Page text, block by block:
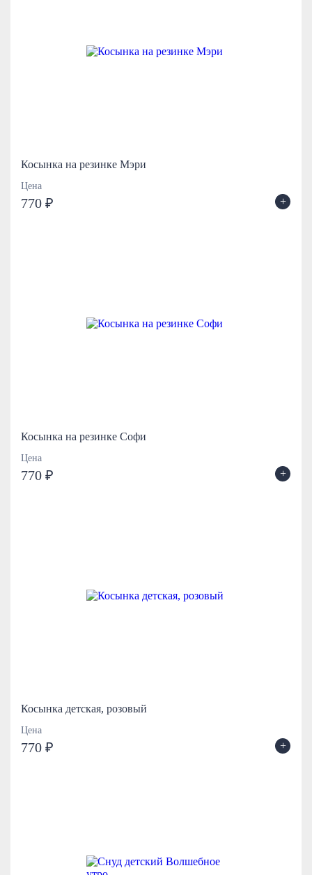
Косынка на резинке Мэри
Цена
770 ₽ +
Косынка на резинке Софи
Цена
770 ₽ +
Косынка детская, розовый
Цена
770 ₽ +